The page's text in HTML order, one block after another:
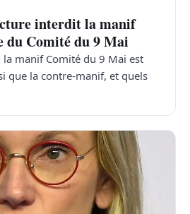
interdit la manif
du Comité du 9 Mai
manif Comité du 9 Mai est
que la contre-manif, et quels